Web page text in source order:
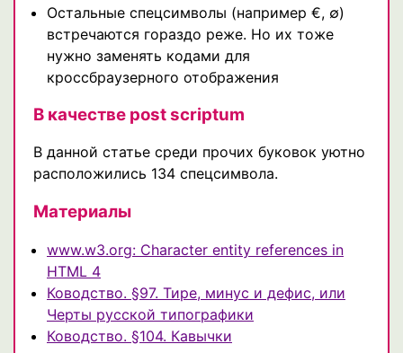
Остальные спецсимволы (например €, ∅)
встречаются гораздо реже. Но их тоже
нужно заменять кодами для
кроссбраузерного отображения
В качестве post scriptum
В данной статье среди прочих буковок уютно
расположились 134 спецсимвола.
Материалы
www.w3.org: Character entity references in
HTML 4
Ководство. §97. Тире, минус и дефис, или
Черты русской типографики
Ководство. §104. Кавычки